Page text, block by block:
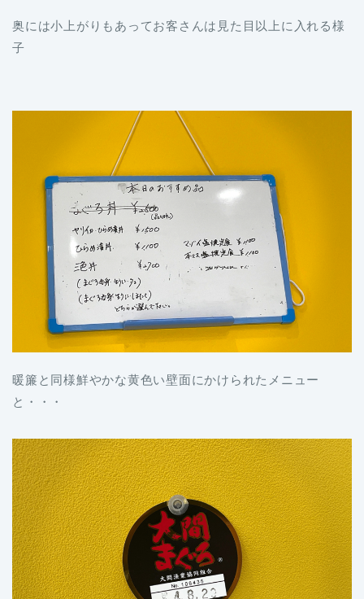
奥には小上がりもあってお客さんは見た目以上に入れる様
子
暖簾と同様鮮やかな黄色い壁面にかけられたメニュー
と・・・